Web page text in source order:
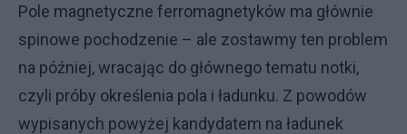
Pole magnetyczne ferromagnetyków ma głównie
spinowe pochodzenie – ale zostawmy ten problem
na później, wracając do głównego tematu notki,
czyli próby określenia pola i ładunku. Z powodów
wypisanych powyżej kandydatem na ładunek